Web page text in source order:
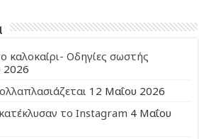
καλοκαίρι- Οδηγίες σωστής
2026
12 Μαΐου 2026
το Instagram 4 Μαΐου